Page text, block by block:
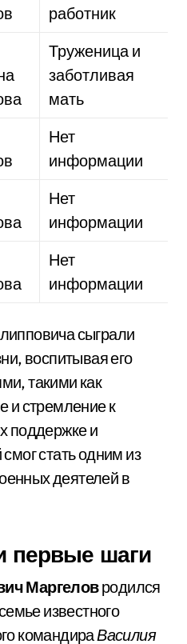
работник
Труженица и
заботливая
мать
Нет
информации
Нет
информации
Нет
информации
сыграли
воспитывая его
такими как
и стремление к
поддержке и
стать одним из
деятелей в
первые шаги
Маргеловродился
известного
командираВасилия